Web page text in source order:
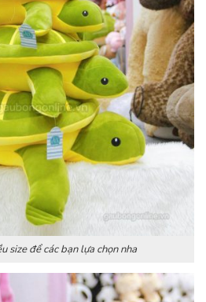
size để các bạn lựa chọn nha